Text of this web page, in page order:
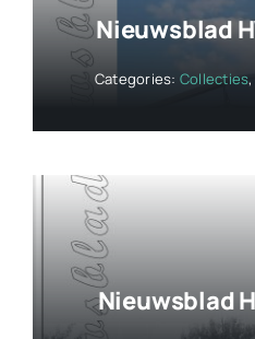
Nieuwsblad
Categories: Collecties,
Nieuwsblad